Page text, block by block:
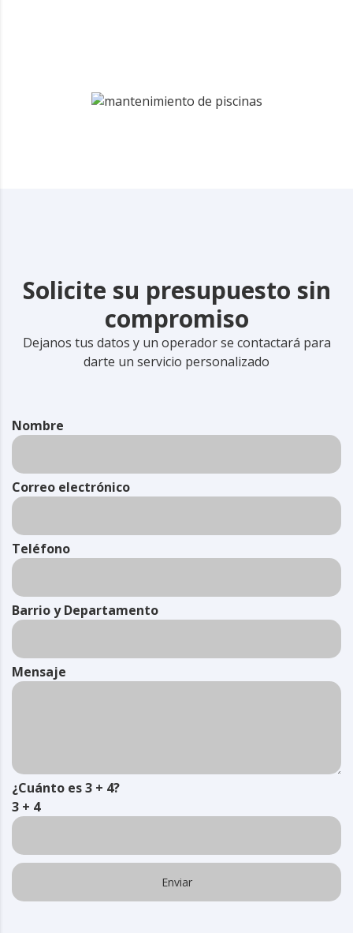
Solicite su presupuesto sin
compromiso
Dejanos tus datos y un operador se contactará para
darte un servicio personalizado
Nombre
Correo electrónico
Teléfono
Barrio y Departamento
Mensaje
¿Cuánto es 3 + 4?
3 + 4